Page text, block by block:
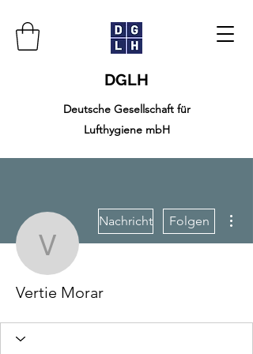
DGLH
Deutsche Gesellschaft für
Lufthygiene mbH
Vertie Morar
Nachricht Folgen
Vertie Morar